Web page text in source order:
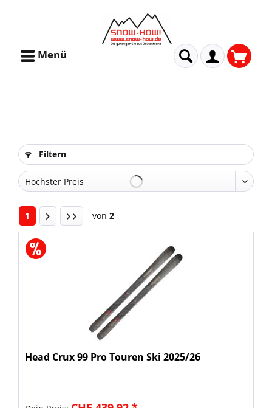
Menü
Filtern
1 von 2
Head Crux 99 Pro Touren Ski 2025/26